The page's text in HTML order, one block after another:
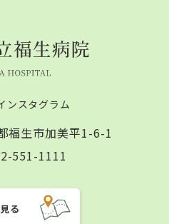
ンスタグラム
福生市加美平1-6-1
551-1111
る